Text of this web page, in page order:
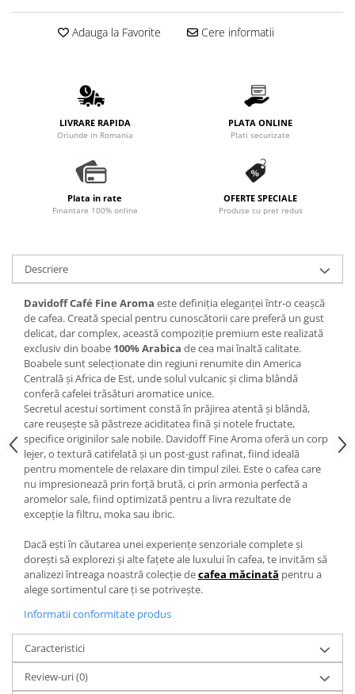
Stabilizatoare tensiune
Piese schimb espressoare
Portafiltre
Adauga la Favorite Cere informatii
LIVRARE RAPIDA
Oriunde in Romania
PLATA ONLINE
Plati securizate
Plata in rate
Finantare 100% online
OFERTE SPECIALE
Produse cu pret redus
Descriere
Davidoff Café Fine Aroma este definiția eleganței într-o ceașcă
de cafea. Creată special pentru cunoscătorii care preferă un gust
delicat, dar complex, această compoziție premium este realizată
exclusiv din boabe 100% Arabica de cea mai înaltă calitate.
Boabele sunt selecționate din regiuni renumite din America
Centrală și Africa de Est, unde solul vulcanic și clima blândă
conferă cafelei trăsături aromatice unice.
Secretul acestui sortiment constă în prăjirea atentă și blândă,
care reușește să păstreze aciditatea fină și notele fructate,
specifice originilor sale nobile. Davidoff Fine Aroma oferă un corp
lejer, o textură catifelată și un post-gust rafinat, fiind ideală
pentru momentele de relaxare din timpul zilei. Este o cafea care
nu impresionează prin forță brută, ci prin armonia perfectă a
aromelor sale, fiind optimizată pentru a livra rezultate de
excepție la filtru, moka sau ibric.
Dacă ești în căutarea unei experiențe senzoriale complete și
dorești să explorezi și alte fațete ale luxului în cafea, te invităm să
analizezi întreaga noastră colecție decafea măcinată pentru a
alege sortimentul care ți se potrivește.
Informatii conformitate produs
Caracteristici
Review-uri(0)